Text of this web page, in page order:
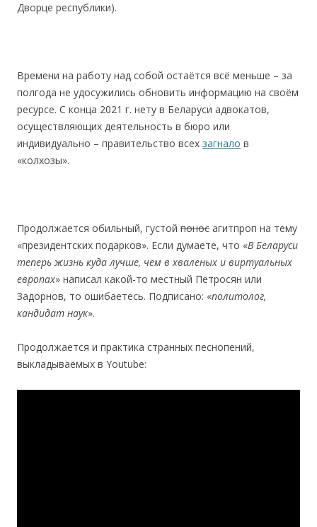
Дворце республики).
Времени на работу над собой остаётся всё меньше – за
полгода не удосужились обновить информацию на своём
ресурсе. С конца 2021 г. нету в Беларуси адвокатов,
осуществляющих деятельность в бюро или
индивидуально – правительство всех загнало в
«колхозы».
Продолжается обильный, густой понос агитпроп на тему
«президентских подарков». Если думаете, что «В Беларуси
теперь жизнь куда лучше, чем в хваленых и виртуальных
европах» написал какой-то местный Петросян или
Задорнов, то ошибаетесь. Подписано: «политолог,
кандидат наук».
Продолжается и практика странных песнопений,
выкладываемых в Youtube: